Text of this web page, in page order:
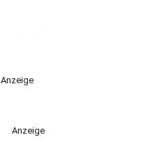
Anzeige
Anzeige